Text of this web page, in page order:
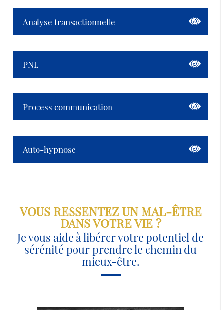
Analyse transactionnelle
PNL
Process communication
Auto-hypnose
VOUS RESSENTEZ UN MAL-ÊTRE
DANS VOTRE VIE ?
Je vous aide à libérer votre potentiel de
sérénité pour prendre le chemin du
mieux-être.